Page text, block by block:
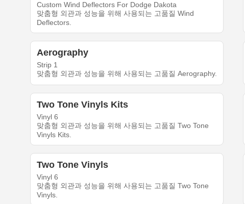
Custom Wind Deflectors For Dodge Dakota
맞춤형 외관과 성능을 위해 사용되는 고품질 Wind
Deflectors.
Aerography
Strip 1
맞춤형 외관과 성능을 위해 사용되는 고품질 Aerography.
Two Tone Vinyls Kits
Vinyl 6
맞춤형 외관과 성능을 위해 사용되는 고품질 Two Tone
Vinyls Kits.
Two Tone Vinyls
Vinyl 6
맞춤형 외관과 성능을 위해 사용되는 고품질 Two Tone
Vinyls.